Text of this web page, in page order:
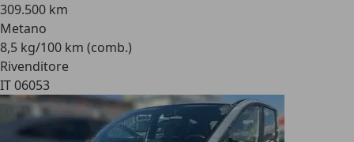
309.500 km
Metano
8,5 kg/100 km (comb.)
Rivenditore
IT 06053